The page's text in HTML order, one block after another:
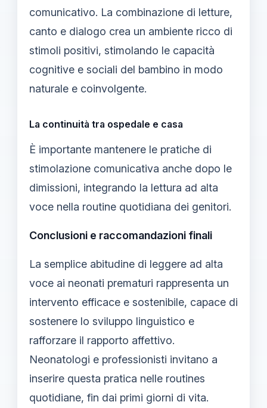
comunicativo. La combinazione di letture,
canto e dialogo crea un ambiente ricco di
stimoli positivi, stimolando le capacità
cognitive e sociali del bambino in modo
naturale e coinvolgente.
La continuità tra ospedale e casa
È importante mantenere le pratiche di
stimolazione comunicativa anche dopo le
dimissioni, integrando la lettura ad alta
voce nella routine quotidiana dei genitori.
Conclusioni e raccomandazioni finali
La semplice abitudine di leggere ad alta
voce ai neonati prematuri rappresenta un
intervento efficace e sostenibile, capace di
sostenere lo sviluppo linguistico e
rafforzare il rapporto affettivo.
Neonatologi e professionisti invitano a
inserire questa pratica nelle routines
quotidiane, fin dai primi giorni di vita.